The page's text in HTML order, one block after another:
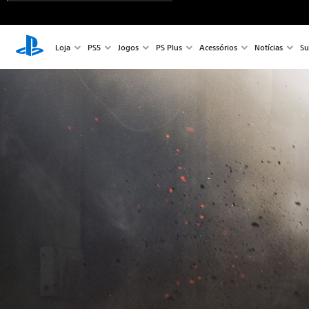
Loja PS5 Jogos PS Plus Acessórios Notícias